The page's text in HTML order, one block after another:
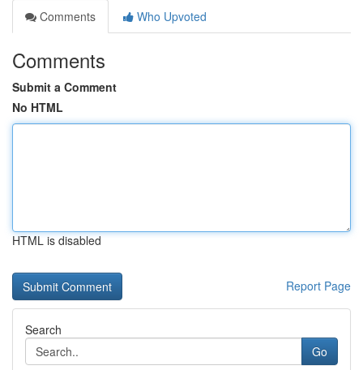
Comments
Who Upvoted
Comments
Submit a Comment
No HTML
HTML is disabled
Report Page
Search
Go